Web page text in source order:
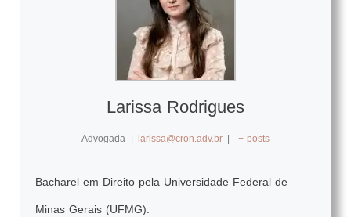
Larissa Rodrigues
Advogada larissa@cron.adv.br + posts
Bacharel em Direito pela Universidade Federal de
Minas Gerais (UFMG).